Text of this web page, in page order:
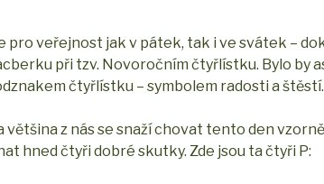
pro veřejnost jak v pátek, tak i ve svátek –
při tzv. Novoročním čtyřlístku. Bylo by
čtyřlístku – symbolem radosti a štěstí.
z nás se snaží chovat tento den
hned čtyři dobré skutky. Zde jsou ta čtyři P: